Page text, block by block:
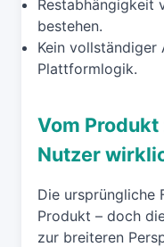
Restabhängigkeit
bestehen.
Kein vollständiger
Plattformlogik.
Vom
Nutzer
Die ursprüngliche
Produkt – doch
zur breiteren